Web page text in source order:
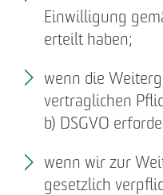
Einwilligung
erteilt haben;
wenn die
vertraglichen
b) DSGVO
wenn wir zur
gesetzlich